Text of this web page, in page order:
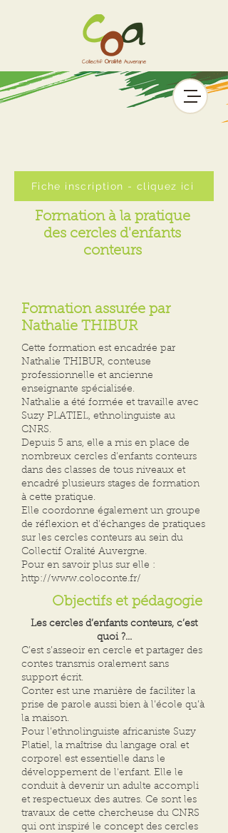
Fiche inscription - cliquez ici
Formation à la pratique
des cercles d'enfants
conteurs
Formation assurée par
Nathalie THIBUR
Cette formation est encadrée par
Nathalie THIBUR, conteuse
professionnelle et ancienne
enseignante spécialisée.
Nathalie a été formée et travaille avec
Suzy PLATIEL, ethnolinguiste au
CNRS.
Depuis 5 ans, elle a mis en place de
nombreux cercles d’enfants conteurs
dans des classes de tous niveaux et
encadré plusieurs stages de formation
à cette pratique.
Elle coordonne également un groupe
de réflexion et d’échanges de pratiques
sur les cercles conteurs au sein du
Collectif Oralité Auvergne.
Pour en savoir plus sur elle :
http://www.coloconte.fr/
Objectifs et pédagogie
Les cercles d’enfants conteurs, c’est
quoi ?...
C’est s’asseoir en cercle et partager des
contes transmis oralement sans
support écrit.
Conter est une manière de faciliter la
prise de parole aussi bien à l’école qu’à
la maison.
Pour l’ethnolinguiste africaniste Suzy
Platiel, la maîtrise du langage oral et
corporel est essentielle dans le
développement de l'enfant. Elle le
conduit à devenir un adulte accompli
et respectueux des autres. Ce sont les
travaux de cette chercheuse du CNRS
qui ont inspiré le concept des cercles